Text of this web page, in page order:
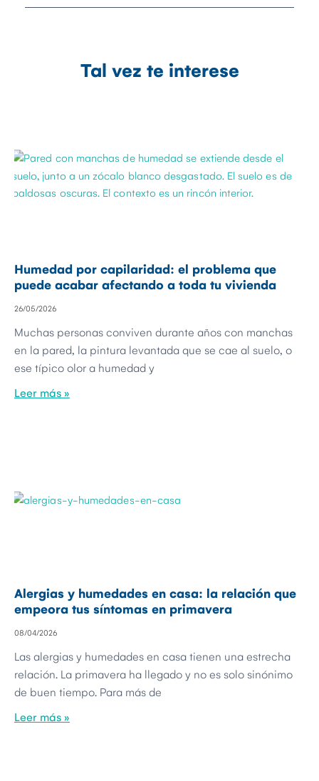
Tal vez te interese
Humedad por capilaridad: el problema que
puede acabar afectando a toda tu vivienda
26/05/2026
Muchas personas conviven durante años con manchas
en la pared, la pintura levantada que se cae al suelo, o
ese típico olor a humedad y
Leer más »
Alergias y humedades en casa: la relación que
empeora tus síntomas en primavera
08/04/2026
Las alergias y humedades en casa tienen una estrecha
relación. La primavera ha llegado y no es solo sinónimo
de buen tiempo. Para más de
Leer más »